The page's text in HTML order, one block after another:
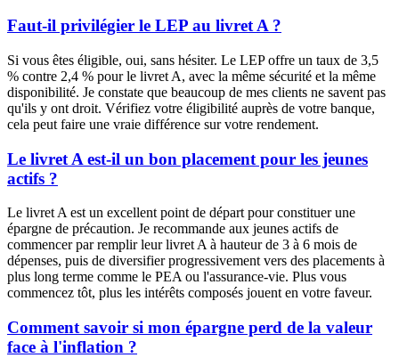
Faut-il privilégier le LEP au livret A ?
Si vous êtes éligible, oui, sans hésiter. Le LEP offre un taux de 3,5
% contre 2,4 % pour le livret A, avec la même sécurité et la même
disponibilité. Je constate que beaucoup de mes clients ne savent pas
qu'ils y ont droit. Vérifiez votre éligibilité auprès de votre banque,
cela peut faire une vraie différence sur votre rendement.
Le livret A est-il un bon placement pour les jeunes
actifs ?
Le livret A est un excellent point de départ pour constituer une
épargne de précaution. Je recommande aux jeunes actifs de
commencer par remplir leur livret A à hauteur de 3 à 6 mois de
dépenses, puis de diversifier progressivement vers des placements à
plus long terme comme le PEA ou l'assurance-vie. Plus vous
commencez tôt, plus les intérêts composés jouent en votre faveur.
Comment savoir si mon épargne perd de la valeur
face à l'inflation ?